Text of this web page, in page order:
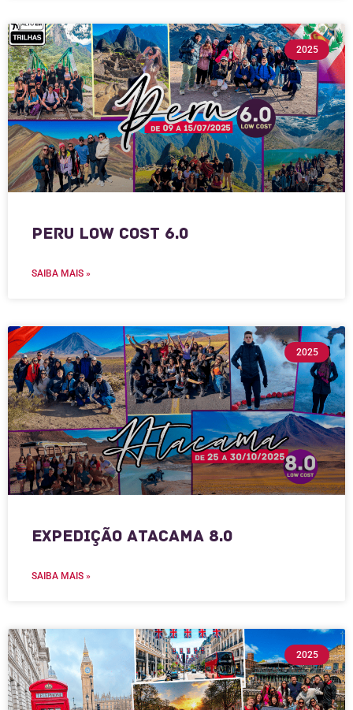
2025
Peru Low Cost 6.0
SAIBA MAIS »
2025
Expedição Atacama 8.0
SAIBA MAIS »
2025